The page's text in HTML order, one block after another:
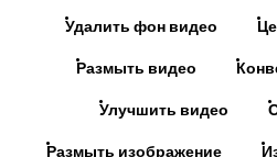
Удалить фон видео
Размыть видео
Улучшить видео
Размыть изображение